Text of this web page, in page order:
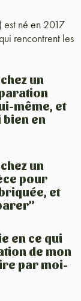
est né en 2017
rencontrent les
un
même, et
bien en
un
pour
et
en ce qui
de mon
par moi-